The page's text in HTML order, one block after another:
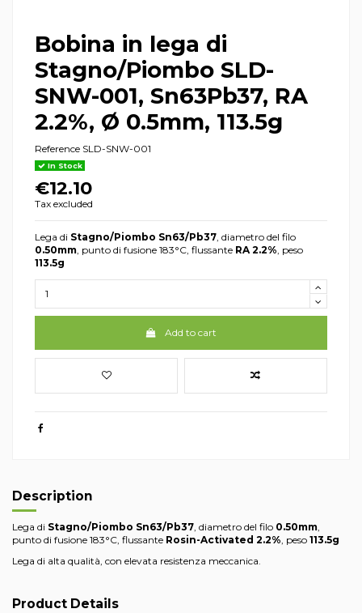
Bobina in lega di
Stagno/Piombo SLD-
SNW-001, Sn63Pb37, RA
2.2%, Ø 0.5mm, 113.5g
Reference SLD-SNW-001
In Stock
€12.10
Tax excluded
Lega di Stagno/Piombo Sn63/Pb37 , diametro del filo
0.50mm , punto di fusione 183°C, flussante RA 2.2% , peso
113.5g
Add to cart
Description
Lega di Stagno/Piombo Sn63/Pb37, diametro del filo 0.50mm,
punto di fusione 183°C, flussante Rosin-Activated 2.2%, peso 113.5g
Lega di alta qualità, con elevata resistenza meccanica.
Product Details